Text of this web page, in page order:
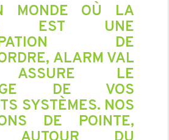
MONDE OÙ LA
EST UNE
DE
ALARM VAL
ASSURE LE
DE VOS
SYSTÈMES. NOS
DE POINTE,
AUTOUR DU